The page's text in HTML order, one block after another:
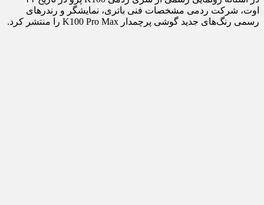
اوت، شرکت ردمی مشخصات فنی باتری، نمایشگر و رندرهای
رسمی رنگ‌های جدید گوشی پرچمدار K100 Pro Max را منتشر کرد.